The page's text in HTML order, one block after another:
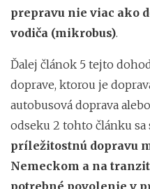
prepravu nie viac ako
vodiča (mikrobus).
Ďalej článok 5 tejto
doprave, ktorou je
autobusová doprava
odseku 2 tohto článku sa
príležitostnú dopravu
Nemeckom a na
potrebné povolenie v